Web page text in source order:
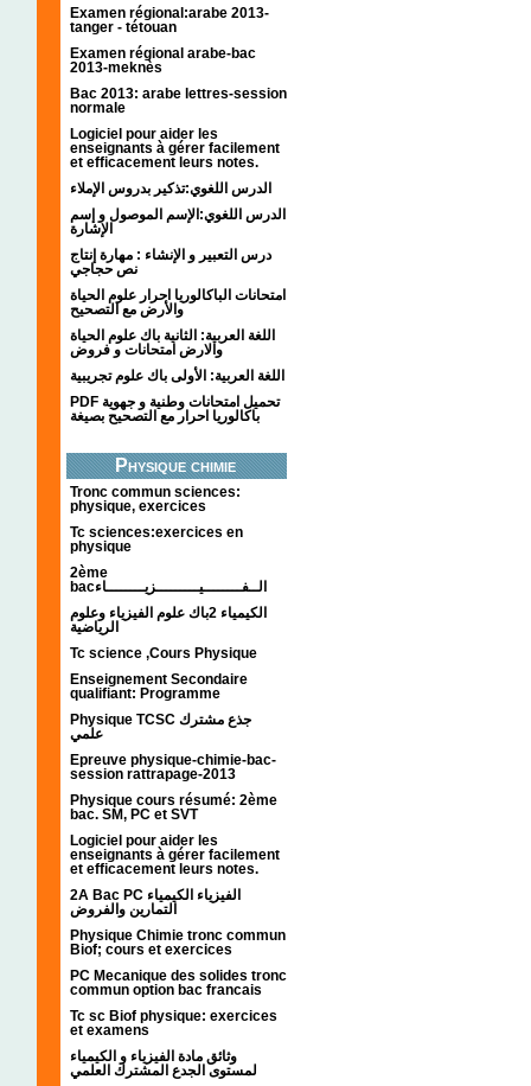
Examen régional:arabe 2013-
tanger - tétouan
Examen régional arabe-bac
2013-meknès
Bac 2013: arabe lettres-session
normale
Logiciel pour aider les
enseignants à gérer facilement
et efficacement leurs notes.
الدرس اللغوي:تذكير بدروس الإملاء
الدرس اللغوي:الإسم الموصول و إسم
الإشارة
درس التعبير و الإنشاء : مهارة إنتاج
نص حجاجي
امتحانات الباكالوريا احرار علوم الحياة
والأرض مع التصحيح
اللغة العربية: الثانية باك علوم الحياة
والارض امتحانات و فروض
اللغة العربية: الأولى باك علوم تجريبية
PDF تحميل امتحانات وطنية و جهوية
باكالوريا احرار مع التصحيح بصيغة
Physique chimie
Tronc commun sciences:
physique, exercices
Tc sciences:exercices en
physique
2ème
bacالــفــــــــيـــــــــزيــــــــاء
الكيمياء 2باك علوم الفيزياء وعلوم
الرياضية
Tc science ,Cours Physique
Enseignement Secondaire
qualifiant: Programme
Physique TCSC جذع مشترك
علمي
Epreuve physique-chimie-bac-
session rattrapage-2013
Physique cours résumé: 2ème
bac. SM, PC et SVT
Logiciel pour aider les
enseignants à gérer facilement
et efficacement leurs notes.
2A Bac PC الفيزياء الكيمياء
التمارين والفروض
Physique Chimie tronc commun
Biof; cours et exercices
PC Mecanique des solides tronc
commun option bac francais
Tc sc Biof physique: exercices
et examens
وثائق مادة الفيزياء و الكيمياء